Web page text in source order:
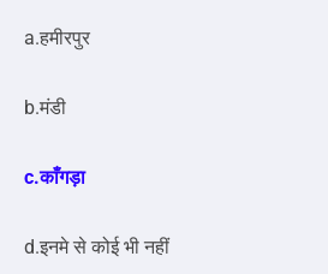
a.हमीरपुर
b.मंडी
c.काँगड़ा
d.इनमे से कोई भी नहीं